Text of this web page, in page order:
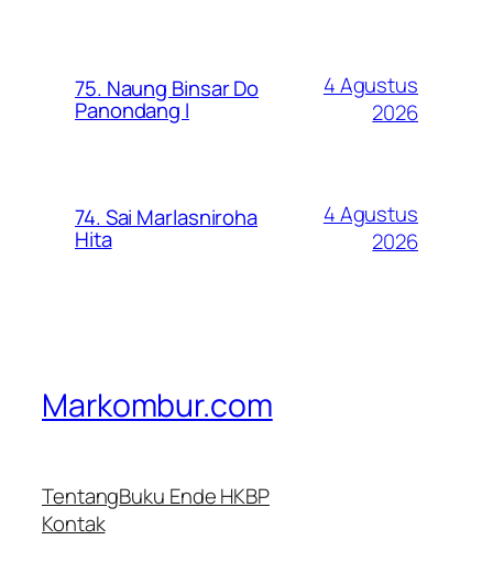
75. Naung Binsar Do
Panondang I
4 Agustus
2026
74. Sai Marlasniroha
Hita
4 Agustus
2026
Markombur.com
Tentang
Kontak
Buku Ende HKBP